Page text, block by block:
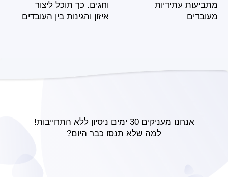
מתביעות עתידיות
מעובדים
וחגים. כך תוכל ליצור
איזון והגינות בין העובדים
אנחנו מעניקים 30 ימים ניסיון ללא התחייבות!
למה שלא תנסו כבר היום?